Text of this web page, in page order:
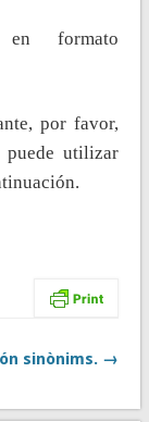
formato
por favor,
puede utilizar
sinònims. →